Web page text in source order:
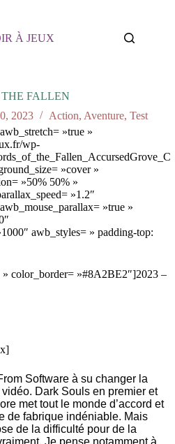
À JEUX
FALLEN
2023 Action, Aventure,Test
»true »
wp-
»cover »
»50% 50% »
»1.2″
»true »
awb_styles= » padding-top:
color_border= »#8A2BE2″]2023 –
Software à su changer la
Dark Souls en premier et
met tout le monde d’accord et
de fabrique indéniable. Mais
de la difficulté pour de la
Je pense notamment à